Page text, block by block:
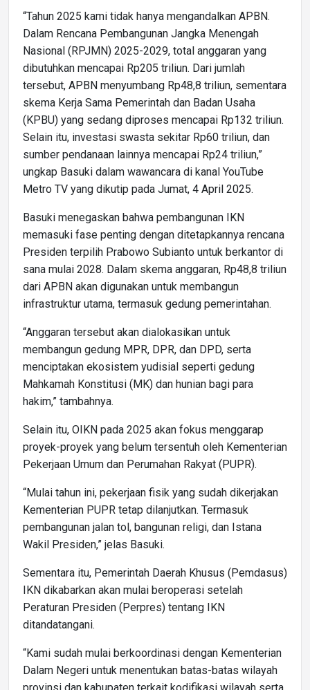
“Tahun 2025 kami tidak hanya mengandalkan APBN.
Dalam Rencana Pembangunan Jangka Menengah
Nasional (RPJMN) 2025-2029, total anggaran yang
dibutuhkan mencapai Rp205 triliun. Dari jumlah
tersebut, APBN menyumbang Rp48,8 triliun, sementara
skema Kerja Sama Pemerintah dan Badan Usaha
(KPBU) yang sedang diproses mencapai Rp132 triliun.
Selain itu, investasi swasta sekitar Rp60 triliun, dan
sumber pendanaan lainnya mencapai Rp24 triliun,”
ungkap Basuki dalam wawancara di kanal YouTube
Metro TV yang dikutip pada Jumat, 4 April 2025.
Basuki menegaskan bahwa pembangunan IKN
memasuki fase penting dengan ditetapkannya rencana
Presiden terpilih Prabowo Subianto untuk berkantor di
sana mulai 2028. Dalam skema anggaran, Rp48,8 triliun
dari APBN akan digunakan untuk membangun
infrastruktur utama, termasuk gedung pemerintahan.
“Anggaran tersebut akan dialokasikan untuk
membangun gedung MPR, DPR, dan DPD, serta
menciptakan ekosistem yudisial seperti gedung
Mahkamah Konstitusi (MK) dan hunian bagi para
hakim,” tambahnya.
Selain itu, OIKN pada 2025 akan fokus menggarap
proyek-proyek yang belum tersentuh oleh Kementerian
Pekerjaan Umum dan Perumahan Rakyat (PUPR).
“Mulai tahun ini, pekerjaan fisik yang sudah dikerjakan
Kementerian PUPR tetap dilanjutkan. Termasuk
pembangunan jalan tol, bangunan religi, dan Istana
Wakil Presiden,” jelas Basuki.
Sementara itu, Pemerintah Daerah Khusus (Pemdasus)
IKN dikabarkan akan mulai beroperasi setelah
Peraturan Presiden (Perpres) tentang IKN
ditandatangani.
“Kami sudah mulai berkoordinasi dengan Kementerian
Dalam Negeri untuk menentukan batas-batas wilayah